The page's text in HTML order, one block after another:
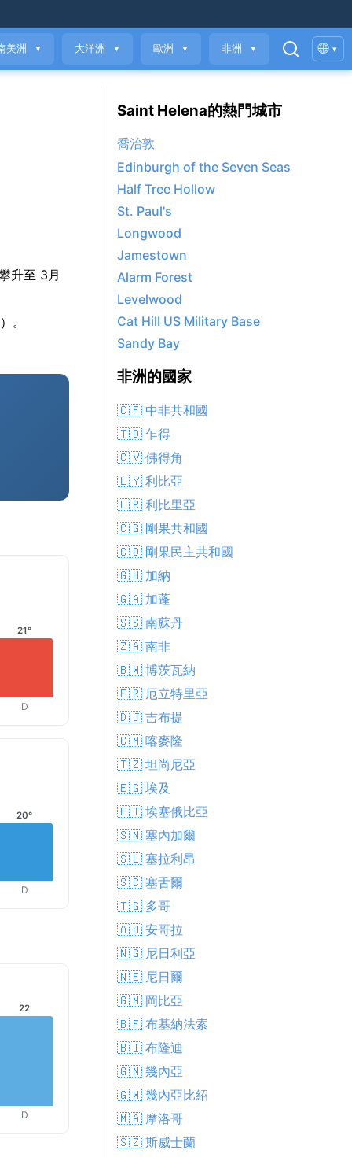
美洲 ▼ 大洋洲 ▼ 歐洲 ▼ 非洲 ▼ 🌐 ▾
升至 3月
。
21°
D
20°
D
22
D
Saint Helena的熱門城市
喬治敦
Edinburgh of the Seven Seas
Half Tree Hollow
St. Paul's
Longwood
Jamestown
Alarm Forest
Levelwood
Cat Hill US Military Base
Sandy Bay
非洲的國家
🇨🇫 中非共和國
🇹🇩 乍得
🇨🇻 佛得角
🇱🇾 利比亞
🇱🇷 利比里亞
🇨🇬 剛果共和國
🇨🇩 剛果民主共和國
🇬🇭 加納
🇬🇦 加蓬
🇸🇸 南蘇丹
🇿🇦 南非
🇧🇼 博茨瓦納
🇪🇷 厄立特里亞
🇩🇯 吉布提
🇨🇲 喀麥隆
🇹🇿 坦尚尼亞
🇪🇬 埃及
🇪🇹 埃塞俄比亞
🇸🇳 塞內加爾
🇸🇱 塞拉利昂
🇸🇨 塞舌爾
🇹🇬 多哥
🇦🇴 安哥拉
🇳🇬 尼日利亞
🇳🇪 尼日爾
🇬🇲 岡比亞
🇧🇫 布基納法索
🇧🇮 布隆迪
🇬🇳 幾內亞
🇬🇼 幾內亞比紹
🇲🇦 摩洛哥
🇸🇿 斯威士蘭